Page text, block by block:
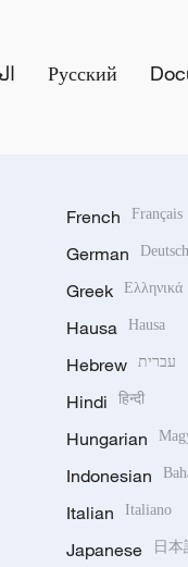
Русский
French Français
German Deutsch
Greek Ελληνικά
Hausa Hausa
Hebrew עברית
Hindi हिन्दी
Hungarian
Indonesian
Italian Italiano
Japanese 日本